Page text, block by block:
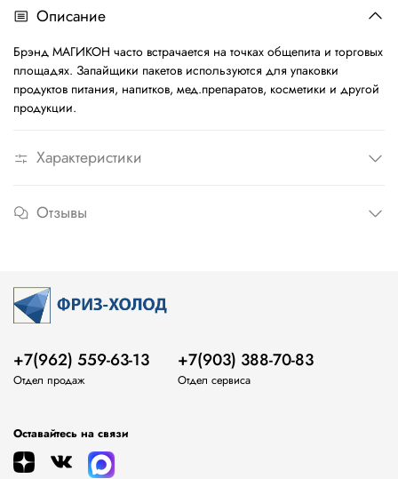
Описание
Брэнд МАГИКОН часто встрачается на точках общепита и торговых
площадях. Запайщики пакетов используются для упаковки
продуктов питания, напитков, мед.препаратов, косметики и другой
продукции.
Характеристики
Отзывы
+7(962) 559-63-13
Отдел продаж
+7(903) 388-70-83
Отдел сервиса
Оставайтесь на связи